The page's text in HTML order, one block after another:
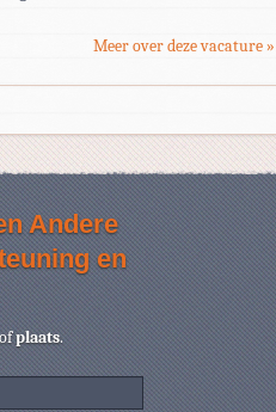
Meer over deze vacature »
Andere
en
plaats.